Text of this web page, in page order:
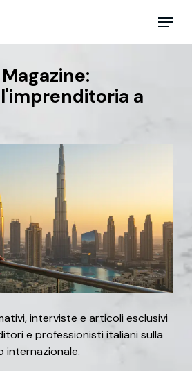
Menu
a
interviste e articoli esclusivi
e professionisti italiani sulla
internazionale.
Close